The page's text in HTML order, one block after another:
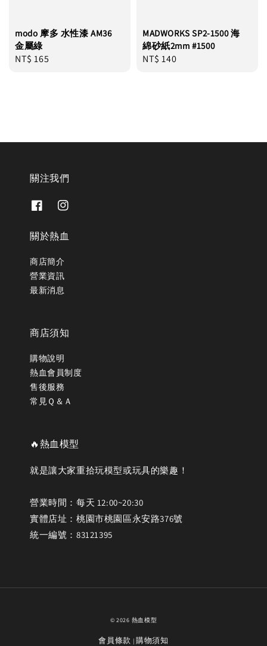
modo 摩多 水性漆 AM36
金屬綠
Regular
NT$ 165
MADWORKS SP2-1500 海
綿砂紙2mm #1500
Regular
NT$ 140
關注我們
關於熱血
商店簡介
營業資訊
最新消息
商店須知
購物說明
熱血會員制度
售後服務
常見Ｑ＆Ａ
🔥熱血模型
就是讓大家重拾玩模型或玩具的樂趣！
營業時間：每天 12:00~20:30
實體店址：桃園市桃園區永安路376號
統一編號：83121395
© 2026 熱血模型
會員條款 |購物須知